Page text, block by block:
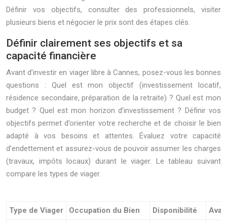
Définir vos objectifs, consulter des professionnels, visiter
plusieurs biens et négocier le prix sont des étapes clés.
Définir clairement ses objectifs et sa
capacité financière
Avant d’investir en viager libre à Cannes, posez-vous les bonnes
questions : Quel est mon objectif (investissement locatif,
résidence secondaire, préparation de la retraite) ? Quel est mon
budget ? Quel est mon horizon d’investissement ? Définir vos
objectifs permet d’orienter votre recherche et de choisir le bien
adapté à vos besoins et attentes. Évaluez votre capacité
d’endettement et assurez-vous de pouvoir assumer les charges
(travaux, impôts locaux) durant le viager. Le tableau suivant
compare les types de viager.
Type de Viager Occupation du Bien Disponibilité